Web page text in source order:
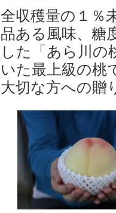
全収穫量の１％
品ある風味、糖
した「あら川の
いた最上級の桃
大切な方への贈